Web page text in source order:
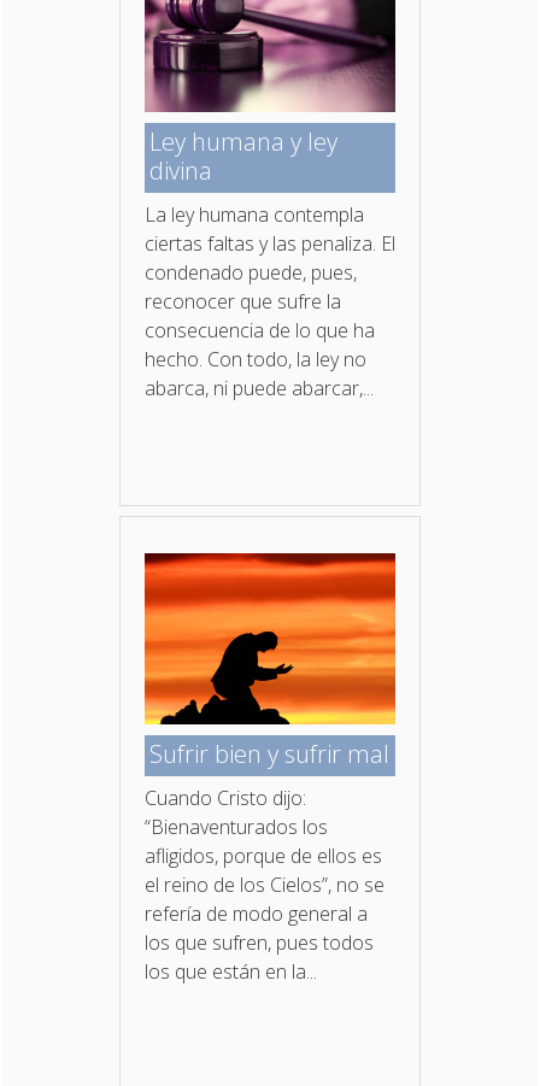
Ley humana y ley
divina
La ley humana contempla
ciertas faltas y las penaliza. El
condenado puede, pues,
reconocer que sufre la
consecuencia de lo que ha
hecho. Con todo, la ley no
abarca, ni puede abarcar,...
Sufrir bien y sufrir mal
Cuando Cristo dijo:
“Bienaventurados los
afligidos, porque de ellos es
el reino de los Cielos”, no se
refería de modo general a
los que sufren, pues todos
los que están en la...